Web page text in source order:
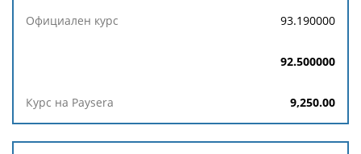
93.190000
92.500000
9,250.00